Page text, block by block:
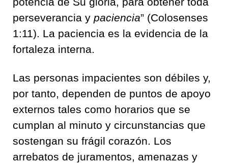
perseverancia y paciencia” (Colosenses
1:11). La paciencia es la evidencia de la
fortaleza interna.
Las personas impacientes son débiles y,
por tanto, dependen de puntos de apoyo
externos tales como horarios que se
cumplan al minuto y circunstancias que
sostengan su frágil corazón. Los
arrebatos de juramentos, amenazas y